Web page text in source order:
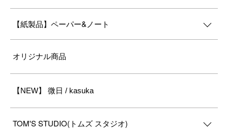
【紙製品】ペーパー&ノート
オリジナル商品
【NEW】 微日 / kasuka
TOM'S STUDIO(トムズ スタジオ)